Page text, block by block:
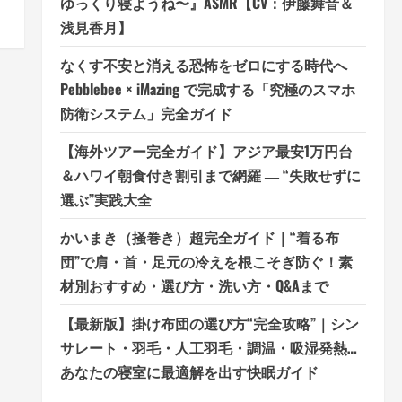
浅見香月】
なくす不安と消える恐怖をゼロにする時代へ
Pebblebee × iMazing で完成する「究極のスマホ
防衛システム」完全ガイド
【海外ツアー完全ガイド】アジア最安1万円台
＆ハワイ朝食付き割引まで網羅 ― “失敗せずに
選ぶ”実践大全
かいまき（掻巻き）超完全ガイド｜“着る布
団”で肩・首・足元の冷えを根こそぎ防ぐ！素
材別おすすめ・選び方・洗い方・Q&Aまで
【最新版】掛け布団の選び方“完全攻略”｜シン
サレート・羽毛・人工羽毛・調温・吸湿発熱…
あなたの寝室に最適解を出す快眠ガイド